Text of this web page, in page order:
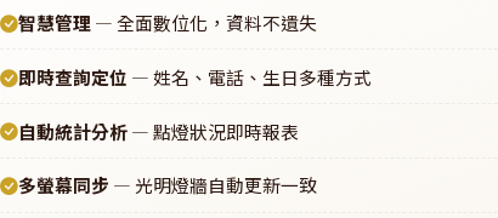
智慧管理 — 全面數位化，資料不遺失
即時查詢定位 — 姓名、電話、生日多種方式
自動統計分析— 點燈狀況即時報表
多螢幕同步 — 光明燈牆自動更新一致